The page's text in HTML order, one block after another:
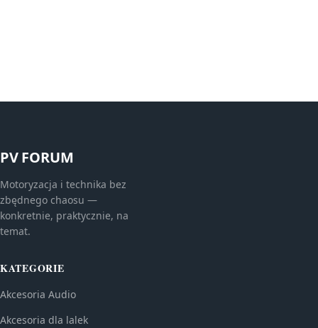
PV FORUM
Motoryzacja i technika bez
zbędnego chaosu —
konkretnie, praktycznie, na
temat.
KATEGORIE
Akcesoria Audio
Akcesoria dla lalek